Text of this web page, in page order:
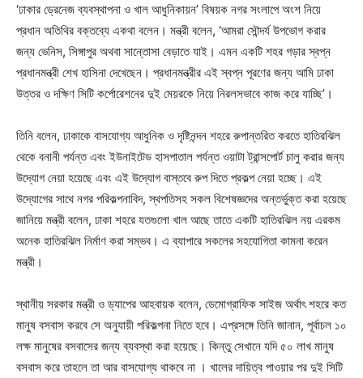
‘ঢাকার ড্রেনেজ ব্যবস্থাপনা ও খাল আধুনিকায়ন’ বিষয়ক নগর সংলাপে অংশ নিয়ে
প্রধান অতিথির বক্তব্যে একথা বলেন। মন্ত্রী বলেন, ‘আমরা সৌন্দর্য উপভোগ করার
জন্য ভেনিস, সিঙ্গাপুর অথবা সান্তোসা বেড়াতে যাই। এমন একটি শহর গড়ার স্বপ্ন
প্রধানমন্ত্রী শেখ হাসিনা দেখেছেন। প্রধানমন্ত্রীর এই স্বপ্ন পূরণের জন্য আমি ঢাকা
উত্তর ও দক্ষিণ সিটি কর্পোরেশনের দুই মেয়রকে নিয়ে নিরলসভাবে কাজ করে যাচ্ছি’।
তিনি বলেন, ঢাকাকে বাসযোগ্য আধুনিক ও দৃষ্টিনন্দন শহরে রুপান্তরিত করতে হাতিরঝিল
থেকে বনানী পর্যন্ত এবং ইউনাইটেড হাসপাতাল পর্যন্ত ওয়াটা ট্রান্সপোর্ট চালু করার জন্য
উদ্যোগ নেয়া হয়েছে এবং এই উদ্যোগ বাস্তবে রুপ দিতে প্রকল্প নেয়া হচ্ছে। এই
উদ্যোগের সাথে নগর পরিকল্পনাবিদ, স্থপতিসহ সকল বিশেষজ্ঞদের অন্তর্ভুক্ত করা হয়েছে
জানিয়ে মন্ত্রী বলেন, ঢাকা শহরে যতগুলো খাল আছে তাতে একটি হাতিরঝিল নয় এরকম
অনেক হাতিরঝিল নির্মাণ করা সম্ভব। এ ব্যাপারে সকলের সহযোগিতা কামনা করেন
মন্ত্রী।
স্থানীয় সরকার মন্ত্রী ও ড্যাপের আহবায়ক বলেন, ডেমোগ্রাফিক সাইজ অর্থাৎ শহরে কত
মানুষ বসবাস করবে সে অনুযায়ী পরিকল্পনা নিতে হবে। এপ্রসঙ্গে তিনি জানান, পূর্বাচল ১০
লক্ষ মানুষের বসবাসের জন্য ব্যবস্থা করা হয়েছে। কিন্তু সেখানে যদি ৫০ লাখ মানুষ
বসবাস করে তাহলে তা আর বাসযোগ্য থাকবে না । খালের দায়িত্ব পাওয়ার পর দুই সিটি